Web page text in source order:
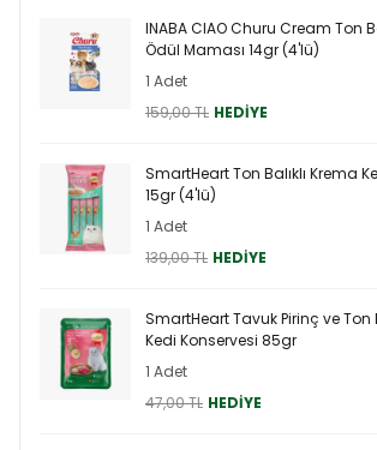
INABA CIAO Churu Cream Ton
Ödül Maması 14gr (4'lü)
1 Adet
159,00 TL HEDİYE
SmartHeart Ton Balıklı Krema
15gr (4'lü)
1 Adet
139,00 TL HEDİYE
SmartHeart Tavuk Pirinç ve Ton
Kedi Konservesi 85gr
1 Adet
47,00 TL HEDİYE